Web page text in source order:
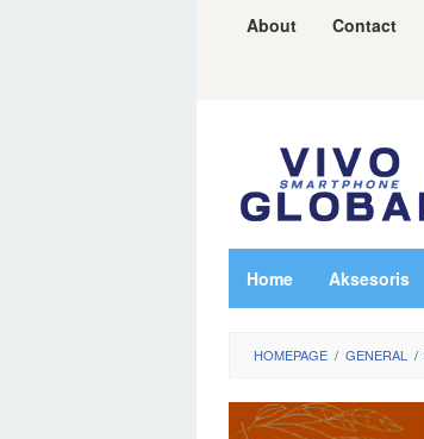
About Contact
Home Aksesoris
HOMEPAGE / GENERAL /